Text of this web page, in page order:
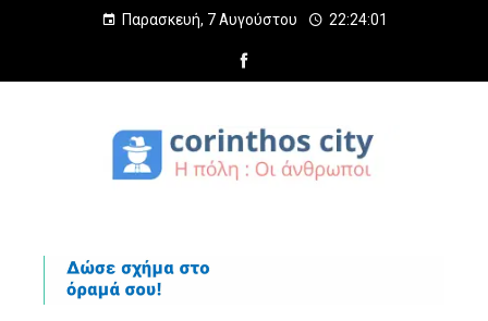
Παρασκευή, 7 Αυγούστου 22:24:03